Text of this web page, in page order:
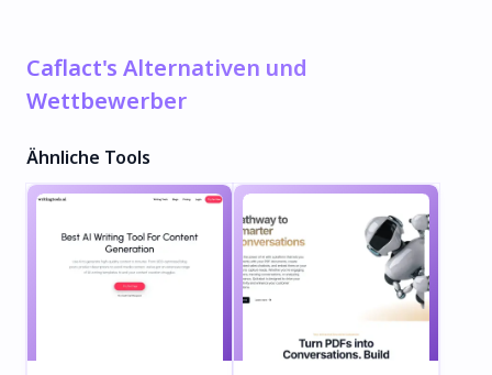
Caflact's Alternativen und
Wettbewerber
Ähnliche Tools